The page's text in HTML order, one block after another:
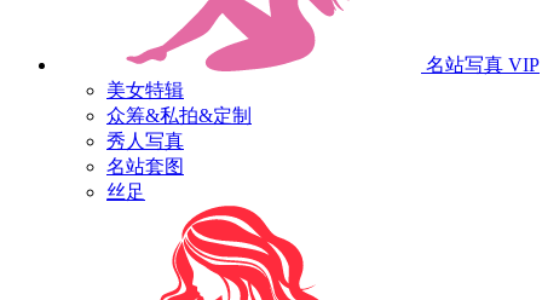
名站写真 VIP
美女特辑
众筹&私拍&定制
秀人写真
名站套图
丝足